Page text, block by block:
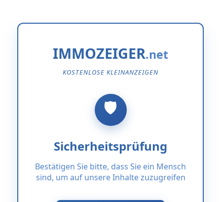
IMMOZEIGER
KOSTENLOSE KLEINANZEIGEN
Sicherheitsprüfung
Bestätigen Sie bitte, dass Sie ein Mensch
sind, um auf unsere Inhalte zuzugreifen